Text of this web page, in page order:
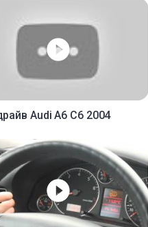
Audi A6 C6 2004